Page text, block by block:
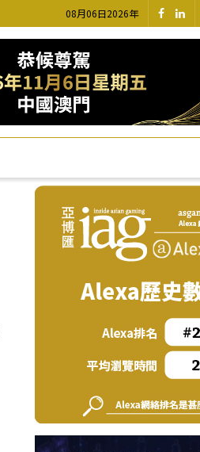
08月06日2026年